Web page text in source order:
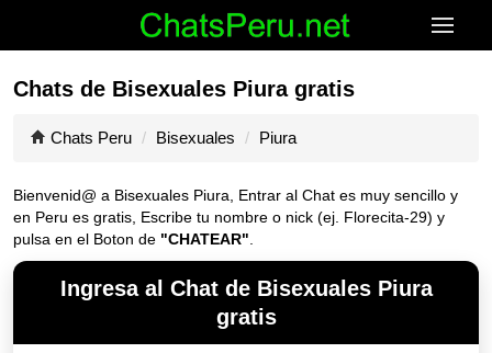
Chats de Bisexuales Piura gratis
Chats Peru Bisexuales Piura
Bienvenid@ a Bisexuales Piura, Entrar al Chat es muy sencillo y
en Peru es gratis, Escribe tu nombre o nick (ej. Florecita-29) y
pulsa en el Boton de "CHATEAR"
Ingresa al Chat de Bisexuales Piura
gratis